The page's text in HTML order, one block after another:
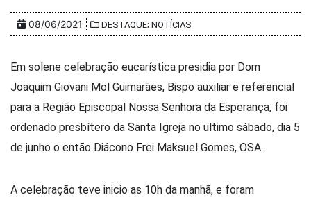
08/06/2021 DESTAQUE; NOTÍCIAS
Em solene celebração eucarística presidia por Dom
Joaquim Giovani Mol Guimarães, Bispo auxiliar e referencial
para a Região Episcopal Nossa Senhora da Esperança, foi
ordenado presbítero da Santa Igreja no ultimo sábado, dia 5
de junho o então Diácono Frei Maksuel Gomes, OSA.
A celebração teve inicio as 10h da manhã, e foram